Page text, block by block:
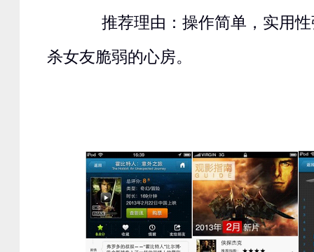
推荐理由：操作简单，实用性
杀女友脆弱的心房。